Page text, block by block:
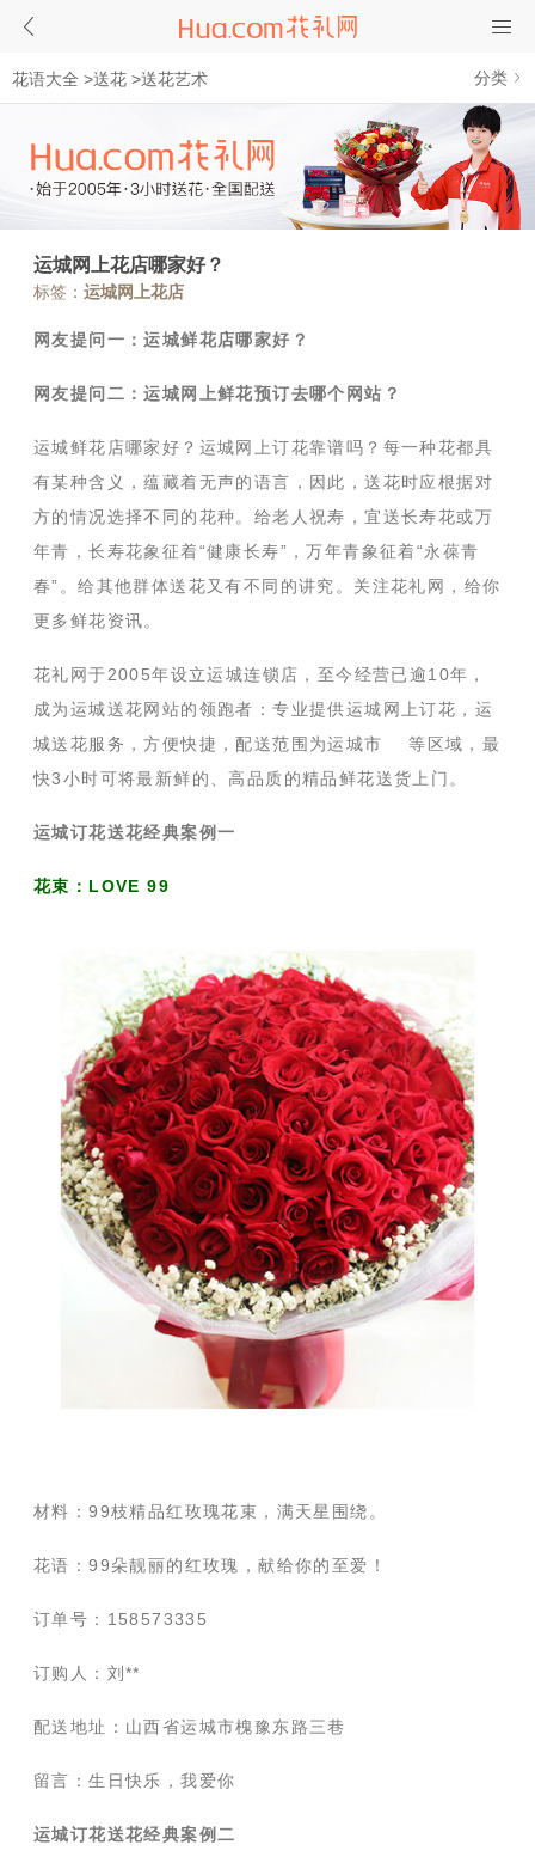
花语大全 >送花 >送花艺术 分类
运城网上花店哪家好？
标签： 运城网上花店
网友提问一：运城鲜花店哪家好？
网友提问二：运城网上鲜花预订去哪个网站？
运城鲜花店哪家好？运城网上订花靠谱吗？每一种花都具
有某种含义，蕴藏着无声的语言，因此，送花时应根据对
方的情况选择不同的花种。给老人祝寿，宜送长寿花或万
年青，长寿花象征着“健康长寿”，万年青象征着“永葆青
春”。给其他群体送花又有不同的讲究。关注花礼网，给你
更多鲜花资讯。
花礼网于2005年设立运城连锁店，至今经营已逾10年，
成为运城送花网站的领跑者：专业提供运城网上订花，运
城送花服务，方便快捷，配送范围为运城市 等区域，最
快3小时可将最新鲜的、高品质的精品鲜花送货上门。
运城订花送花经典案例一
花束：LOVE 99
材料：99枝精品红玫瑰花束，满天星围绕。
花语：99朵靓丽的红玫瑰，献给你的至爱！
订单号：158573335
订购人：刘**
配送地址：山西省运城市槐豫东路三巷
留言：生日快乐，我爱你
运城订花送花经典案例二